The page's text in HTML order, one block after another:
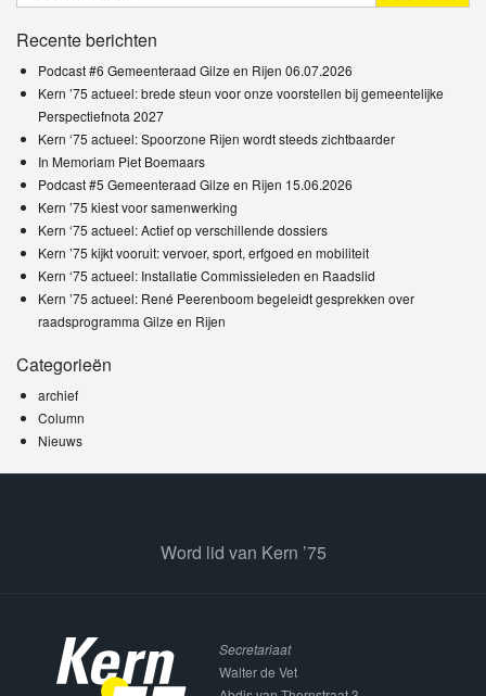
Recente berichten
Podcast #6 Gemeenteraad Gilze en Rijen 06.07.2026
Kern ’75 actueel: brede steun voor onze voorstellen bij gemeentelijke
Perspectiefnota 2027
Kern ‘75 actueel: Spoorzone Rijen wordt steeds zichtbaarder
In Memoriam Piet Boemaars
Podcast #5 Gemeenteraad Gilze en Rijen 15.06.2026
Kern ’75 kiest voor samenwerking
Kern ‘75 actueel: Actief op verschillende dossiers
Kern ’75 kijkt vooruit: vervoer, sport, erfgoed en mobiliteit
Kern ‘75 actueel: Installatie Commissieleden en Raadslid
Kern ’75 actueel: René Peerenboom begeleidt gesprekken over
raadsprogramma Gilze en Rijen
Categorieën
archief
Column
Nieuws
Word lid van Kern ’75
Secretariaat
Walter de Vet